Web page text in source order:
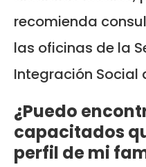
recomienda
las oficinas de la
Integración Social
¿Puedo
capacitados
perfil de mi